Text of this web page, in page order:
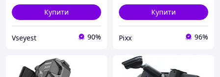
Купити
Vseyest 90%
Купити
Pixx 96%